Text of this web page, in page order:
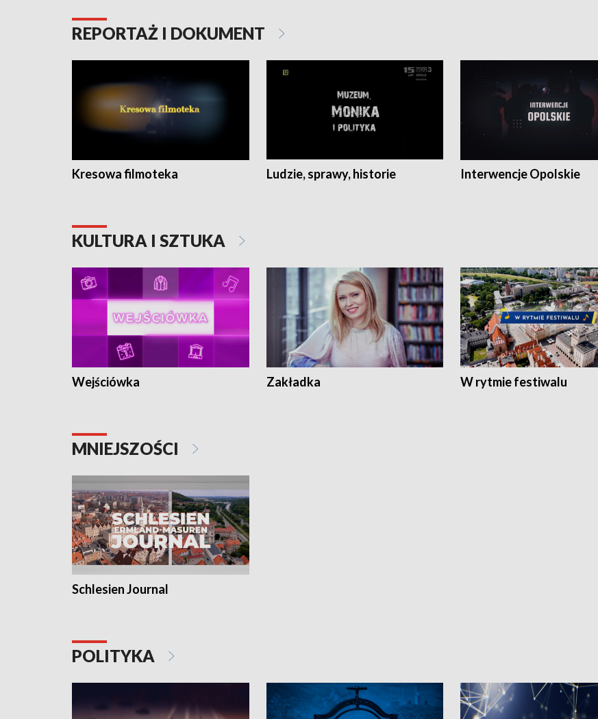
REPORTAŻ I DOKUMENT
Kresowa filmoteka Ludzie, sprawy, historie Interwencje Opolskie
KULTURA I SZTUKA
Wejściówka Zakładka W rytmie festiwalu
MNIEJSZOŚCI
Schlesien Journal
POLITYKA